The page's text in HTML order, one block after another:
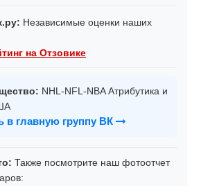
Независимые оценки наших
на Отзовике
NHL-NFL-NBA Атрибутика и
в главную группу ВК
Также посмотрите наш фотоотчет